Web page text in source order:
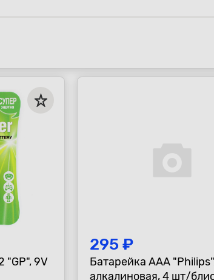
"GP", 9V
295 ₽
Батарейка AAA
алкалиновая, 4 шт/